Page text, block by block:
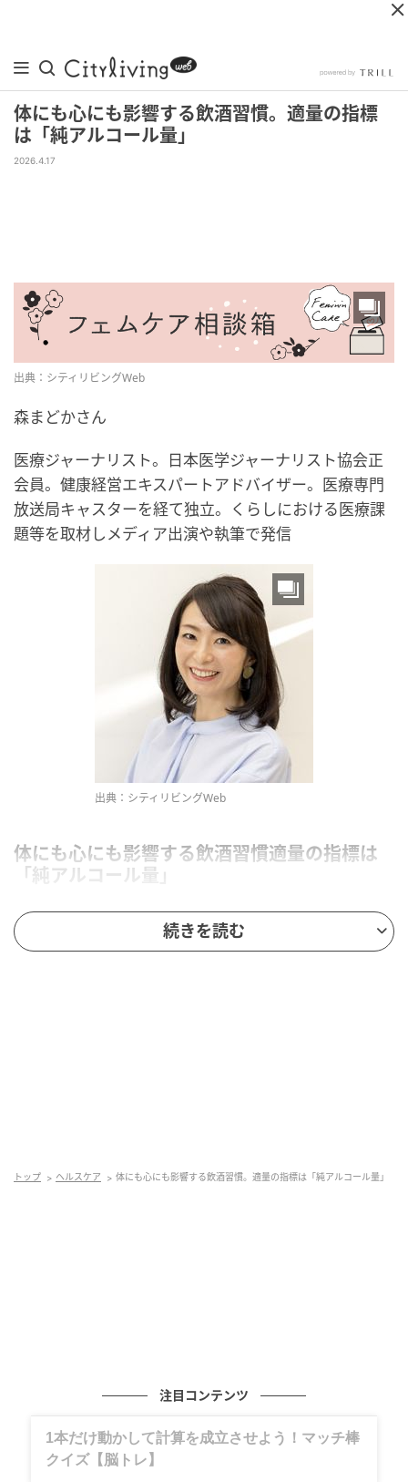
体にも心にも影響する飲酒習慣。適量の指標
は「純アルコール量」
2026.4.17
出典：シティリビングWeb
森まどかさん
医療ジャーナリスト。日本医学ジャーナリスト協会正
会員。健康経営エキスパートアドバイザー。医療専門
放送局キャスターを経て独立。くらしにおける医療課
題等を取材しメディア出演や執筆で発信
出典：シティリビングWeb
体にも心にも影響する飲酒習慣適量の指標は
「純アルコール量」
新年度を迎え、歓迎会などお酒の席が増える方も多い
のではないでしょうか。お酒は、たしなみ方を誤ると
1日あたりの純アルコール摂取量が、男性40g以上、女
に、男性よりもアルコールを分解できる量が少なく、
いので、より注意が必要です。
続きを読む
トップ ヘルスケア 体にも心にも影響する飲酒習慣。適量の指標は「純アルコール量」
注目コンテンツ
グルメ、ギャグ、子育て、旅行記……全部、読
めます。